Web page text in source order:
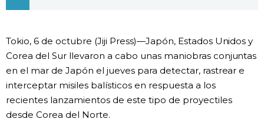
Vida
Guía de Japón
Vídeos e imágenes
Tokio, 6 de octubre (Jiji Press)—Japón, Estados Unidos y
Corea del Sur llevaron a cabo unas maniobras conjuntas
en el mar de Japón el jueves para detectar, rastrear e
interceptar misiles balísticos en respuesta a los
recientes lanzamientos de este tipo de proyectiles
desde Corea del Norte.